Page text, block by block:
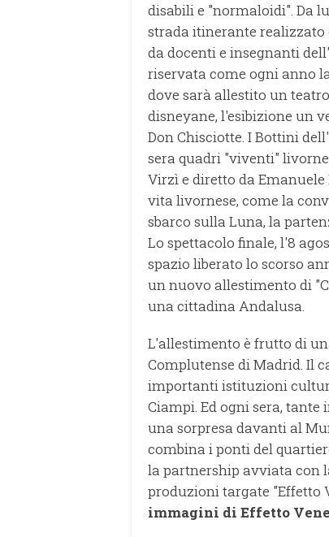
disabili e "normaloidi". Da
strada itinerante
da docenti e insegnanti
riservata come ogni anno
dove sarà allestito un
disneyane, l'esibizione un
Don Chisciotte. I Bottini
sera quadri "viventi"
Virzì e diretto da
vita livornese, come la
sbarco sulla Luna, la
Lo spettacolo finale, l'8
spazio liberato lo scorso
un nuovo allestimento di
una cittadina Andalusa.
L'allestimento è frutto di
Complutense di Madrid. Il
importanti istituzioni
Ciampi. Ed ogni sera,
una sorpresa davanti al
combina i ponti del
la partnership avviata con
produzioni targate "Effetto
immagini di Effetto